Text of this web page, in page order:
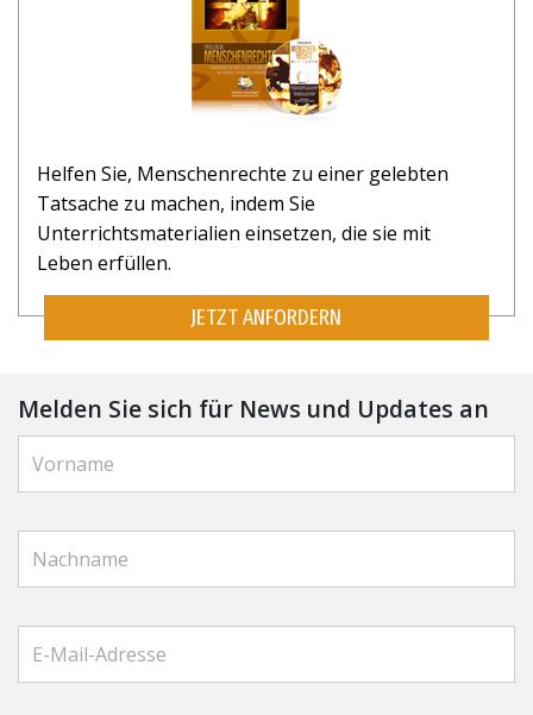
Helfen Sie, Menschenrechte zu einer gelebten
Tatsache zu machen, indem Sie
Unterrichtsmaterialien einsetzen, die sie mit
Leben erfüllen.
JETZT ANFORDERN
Melden Sie sich für News und Updates an